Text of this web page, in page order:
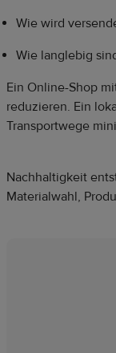
Wie wird
Wie langlebig
Ein Online-Shop
reduzieren. Ein
Transportwege
Nachhaltigkeit
Materialwahl,